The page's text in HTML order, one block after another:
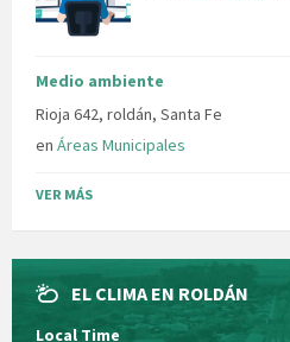
Medio ambiente
Rioja 642, roldán, Santa Fe
en Áreas Municipales
VER MÁS
EL CLIMA EN ROLDÁN
Local Time